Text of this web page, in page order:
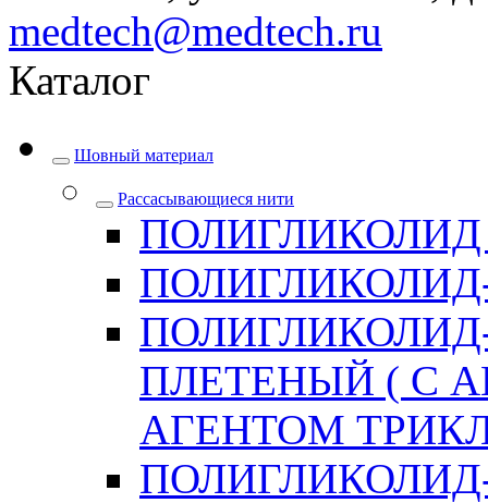
medtech@medtech.ru
Каталог
Шовный материал
Рассасывающиеся нити
ПЛЕТЕНЫЙ ( С
АГЕНТОМ